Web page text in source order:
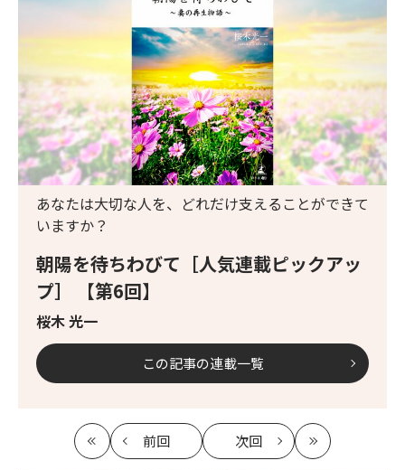
朝陽を待ちわびて［人気連載ピックアッ
プ］ 【第6回】
桜木 光一
あなたは大切な人を、どれだけ支えることができて
いますか？
この記事の連載一覧
最
前回 次回
最